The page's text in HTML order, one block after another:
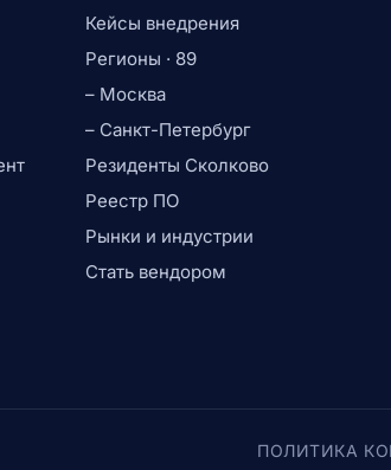
Кейсы внедрения
Регионы · 89
– Москва
– Санкт-Петербург
Резиденты Сколково
Реестр ПО
Рынки и индустрии
Стать вендором
ПОЛИТИКА